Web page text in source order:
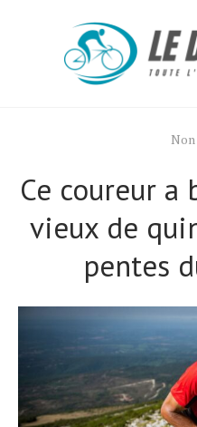
Ce coureur a
vieux de
pentes